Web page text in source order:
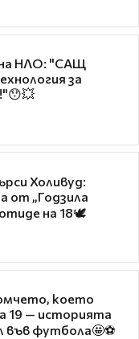
НЛО: "САЩ
за
Холивуд:
от „Годзила
на 18🕊️
което
19 — историята
във футбола🤩⚽